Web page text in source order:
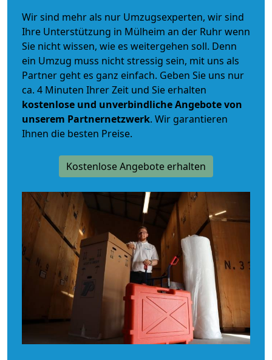
Wir sind mehr als nur Umzugsexperten, wir sind
Ihre Unterstützung in Mülheim an der Ruhr wenn
Sie nicht wissen, wie es weitergehen soll. Denn
ein Umzug muss nicht stressig sein, mit uns als
Partner geht es ganz einfach. Geben Sie uns nur
ca. 4 Minuten Ihrer Zeit und Sie erhalten
kostenlose und unverbindlicheAngebote von
unserem Partnernetzwerk. Wir garantieren
Ihnen die besten Preise.
Kostenlose Angebote erhalten